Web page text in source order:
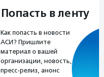
Попасть в ленту
Как попасть в новости
АСИ? Пришлите
материал о вашей
организации, новость,
пресс-релиз, анонс